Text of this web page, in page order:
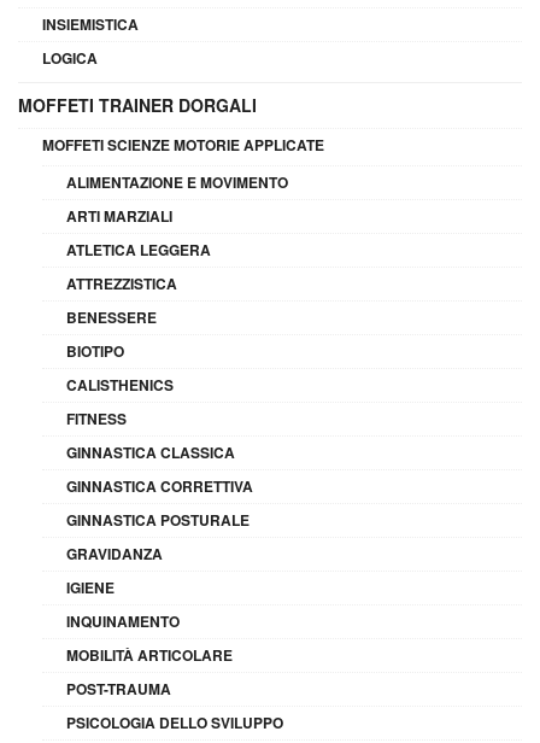
INSIEMISTICA
LOGICA
MOFFETI TRAINER DORGALI
MOFFETI SCIENZE MOTORIE APPLICATE
ALIMENTAZIONE E MOVIMENTO
ARTI MARZIALI
ATLETICA LEGGERA
ATTREZZISTICA
BENESSERE
BIOTIPO
CALISTHENICS
FITNESS
GINNASTICA CLASSICA
GINNASTICA CORRETTIVA
GINNASTICA POSTURALE
GRAVIDANZA
IGIENE
INQUINAMENTO
MOBILITÀ ARTICOLARE
POST-TRAUMA
PSICOLOGIA DELLO SVILUPPO